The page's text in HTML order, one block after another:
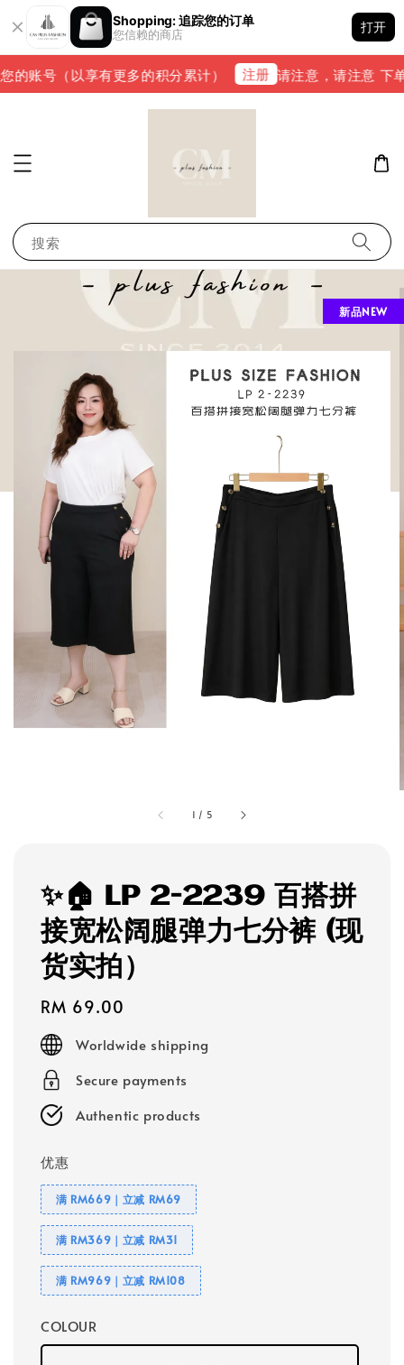
Shopping: 追踪您的订单
您信赖的商店
打开
账号（以享有更多的积分累计） 注册 请注意，请注意 下单
搜索
1 / 5
新品NEW
✨🏠 LP 2-2239 百搭拼
接宽松阔腿弹力七分裤 (现
货实拍）
Regular
price
RM 69.00
Worldwide shipping
Secure payments
Authentic products
优惠
满 RM669｜立减 RM69
满 RM369｜立减 RM31
满 RM969｜立减 RM108
COLOUR